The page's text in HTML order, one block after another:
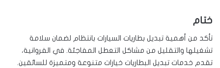
ختام
تأكد من أهمية تبديل بطاريات السيارات بانتظام لضمان سلامة
تشغيلها والتقليل من مشاكل التعطل المفاجئة. في الفروانية،
تقدم خدمات تبديل البطاريات خيارات متنوعة ومتميزة للسائقين.